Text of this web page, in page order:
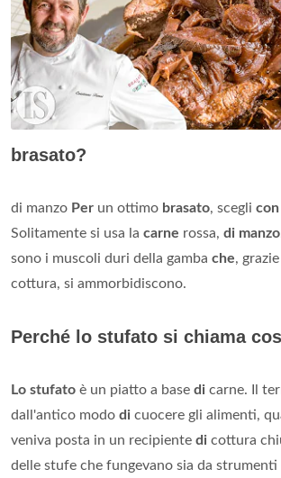
brasato?
di manzo Per un ottimo brasato, scegli con
Solitamente si usa la carne rossa, di manzo
sono i muscoli duri della gamba che,
cottura, si ammorbidiscono.
Perché lo stufato si chiama
Lo stufato è un piatto a base di carne. Il
dall'antico modo di cuocere gli alimenti,
veniva posta in un recipiente di cottura
delle stufe che fungevano sia da strumenti